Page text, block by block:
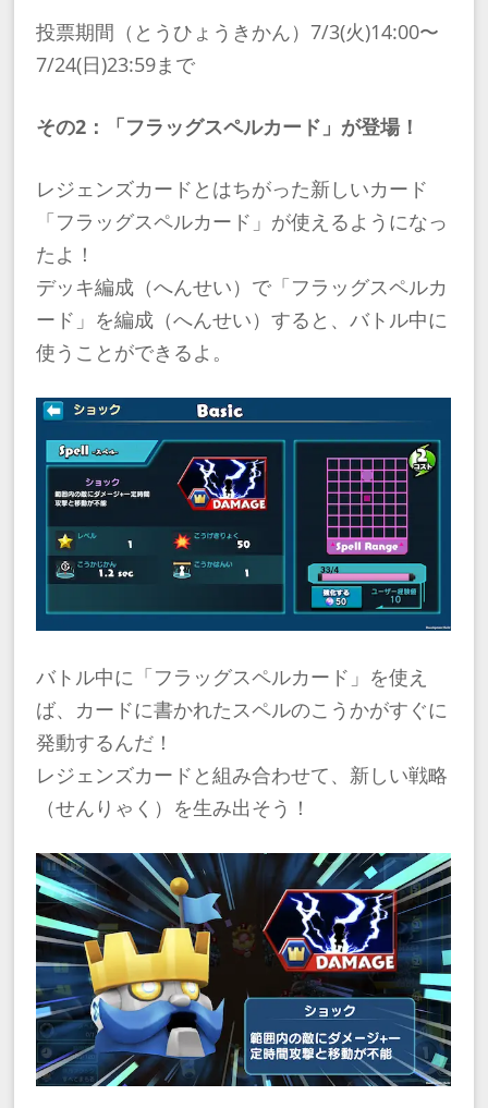
投票期間（とうひょうきかん）7/3(火)14:00〜
7/24(日)23:59まで
その2：「フラッグスペルカード」が登場！
レジェンズカードとはちがった新しいカード
「フラッグスペルカード」が使えるようになっ
たよ！
デッキ編成（へんせい）で「フラッグスペルカ
ード」を編成（へんせい）すると、バトル中に
使うことができるよ。
バトル中に「フラッグスペルカード」を使え
ば、カードに書かれたスペルのこうかがすぐに
発動するんだ！
レジェンズカードと組み合わせて、新しい戦略
（せんりゃく）を生み出そう！